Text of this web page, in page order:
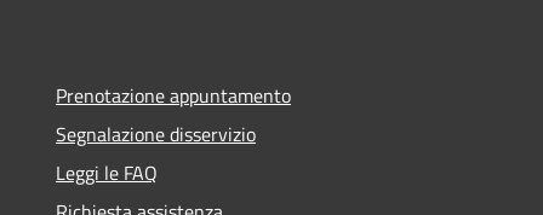
Prenotazione appuntamento
Segnalazione disservizio
Leggi le FAQ